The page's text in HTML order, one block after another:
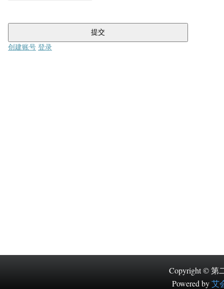
提交
创建账号 登录
Copyright © 第
Powered by艾